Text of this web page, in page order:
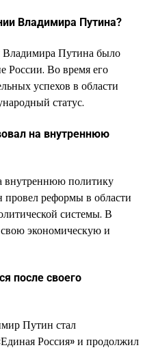
Владимира Путина?
Владимира Путина было
России. Во время его
успехов в области
статус.
на внутреннюю
внутреннюю политику
реформы в области
системы. В
свою экономическую и
после своего
Путин стал
Россия» и продолжил